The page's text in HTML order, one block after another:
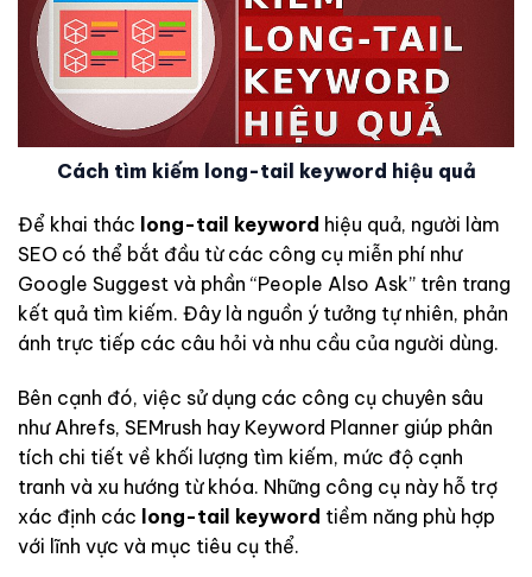
Cách tìm kiếm long-tail keyword hiệu quả
Để khai thác long-tail keyword hiệu quả, người làm
SEO có thể bắt đầu từ các công cụ miễn phí như
Google Suggest và phần “People Also Ask” trên trang
kết quả tìm kiếm. Đây là nguồn ý tưởng tự nhiên, phản
ánh trực tiếp các câu hỏi và nhu cầu của người dùng.
Bên cạnh đó, việc sử dụng các công cụ chuyên sâu
như Ahrefs, SEMrush hay Keyword Planner giúp phân
tích chi tiết về khối lượng tìm kiếm, mức độ cạnh
tranh và xu hướng từ khóa. Những công cụ này hỗ trợ
xác định các long-tail keyword tiềm năng phù hợp
với lĩnh vực và mục tiêu cụ thể.